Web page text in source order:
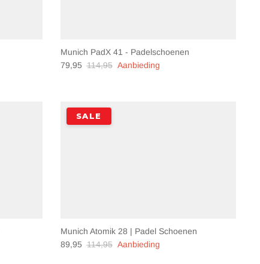
Munich PadX 41 - Padelschoenen
79,95 114,95 Aanbieding
SALE
Munich Atomik 28 | Padel Schoenen
89,95 114,95 Aanbieding